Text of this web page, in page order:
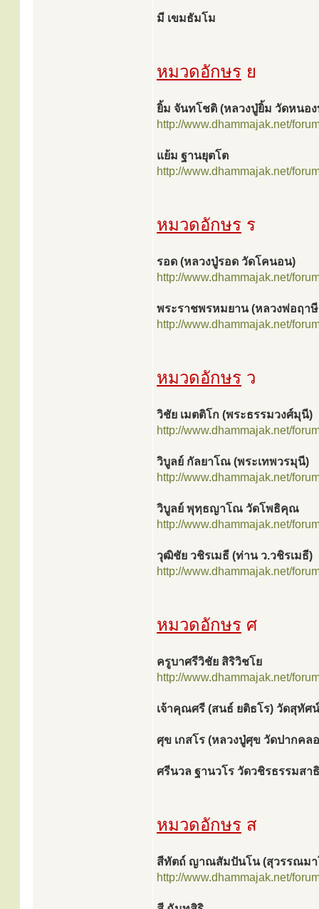
มี เขมธัมโม
หมวดอักษร ย
ยิ้ม จันทโชติ (หลวงปู่ยิ้ม วัดหนอง
http://www.dhammajak.net/
แย้ม ฐานยุตโต
http://www.dhammajak.net/
หมวดอักษร ร
รอด (หลวงปู่รอด วัดโคนอน)
http://www.dhammajak.net/
พระราชพรหมยาน (หลวงพ่อฤาษี
http://www.dhammajak.net/
หมวดอักษร ว
วิชัย เมตติโก (พระธรรมวงศ์มุนี)
http://www.dhammajak.net/
วิบูลย์ กัลยาโณ (พระเทพวรมุนี)
http://www.dhammajak.net/
วิบูลย์ พุทฺธญาโณ วัดโพธิคุณ
http://www.dhammajak.net/
วุฒิชัย วชิรเมธี (ท่าน ว.วชิรเมธี)
http://www.dhammajak.net/
หมวดอักษร ศ
ครูบาศรีวิชัย สิริวิชโย
http://www.dhammajak.net/
เจ้าคุณศรี (สนธ์ ยติธโร) วัดสุทัศน์
ศุข เกสโร (หลวงปู่ศุข วัดปากคล
ศรีนวล ฐานวโร วัดวชิรธรรมส
หมวดอักษร ส
สีทัตถ์ ญาณสัมปันโน (สุวรรณมา
http://www.dhammajak.net/